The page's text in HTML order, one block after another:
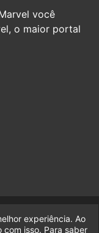
você
o maior portal
da Legado
experiência. Ao
isso. Para saber